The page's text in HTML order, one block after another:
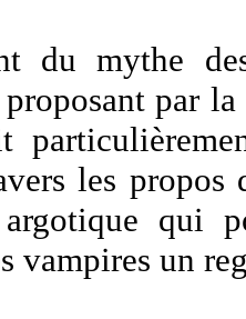
du mythe
par
les propos
argotique qui
vampires un